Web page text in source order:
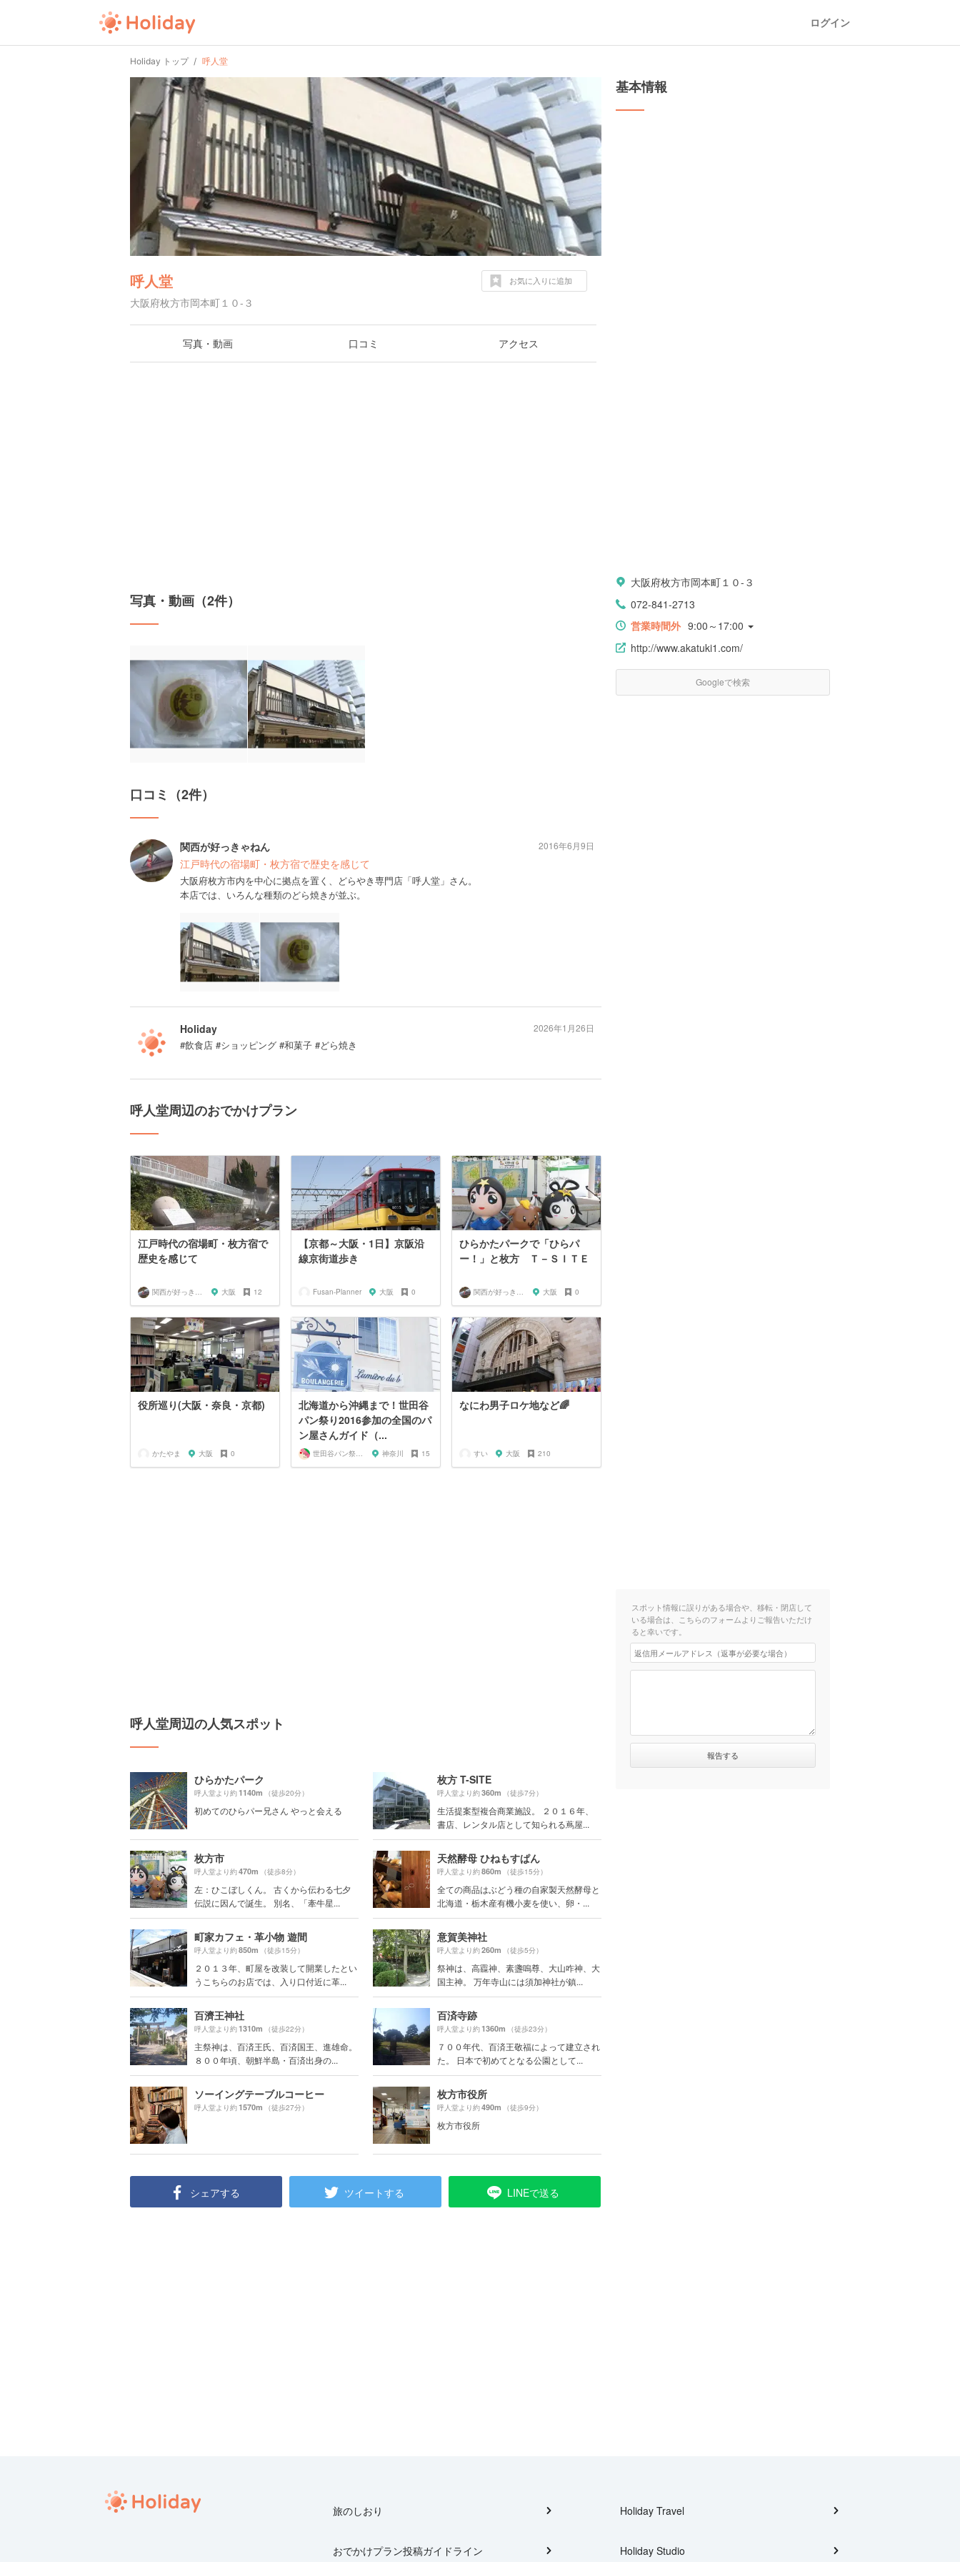
ログイン
Holiday トップ 呼人堂
呼人堂
大阪府枚方市岡本町１０-３
お気に入りに追加
写真・動画 口コミ アクセス
写真・動画（2件）
口コミ（2件）
関西が好っきゃねん
江戸時代の宿場町・枚方宿で歴史を感じて
大阪府枚方市内を中心に拠点を置く、どらやき専門店「呼人堂」さん。
本店では、いろんな種類のどら焼きが並ぶ。
2016年6月9日
Holiday
#飲食店 #ショッピング #和菓子 #どら焼き
2026年1月26日
呼人堂周辺のおでかけプラン
江戸時代の宿場町・枚方宿で
歴史を感じて
関西が好っきゃねん 大阪 12
【京都～大阪・1日】京阪沿
線京街道歩き
Fusan-Planner 大阪 0
ひらかたパークで「ひらパ
ー！」と枚方 Ｔ－ＳＩＴＥ
関西が好っきゃねん 大阪 0
役所巡り(大阪・奈良・京都)
かたやま 大阪 0
北海道から沖縄まで！世田谷
パン祭り2016参加の全国のパ
ン屋さんガイド（...
世田谷パン祭り実行委員会 神奈川 15
なにわ男子ロケ地など🌈
すい 大阪 210
呼人堂周辺の人気スポット
ひらかたパーク
呼人堂より約1140m （徒歩20分）
初めてのひらパー兄さん やっと会える
枚方 T-SITE
呼人堂より約360m （徒歩7分）
生活提案型複合商業施設。 ２０１６年、
書店、レンタル店として知られる蔦屋...
枚方市
呼人堂より約470m （徒歩8分）
左：ひこぼしくん。 古くから伝わる七夕
伝説に因んで誕生。 別名、「牽牛星...
天然酵母 ひねもすぱん
呼人堂より約860m （徒歩15分）
全ての商品はぶどう種の自家製天然酵母と
北海道・栃木産有機小麦を使い、卵・...
町家カフェ・革小物 遊間
呼人堂より約850m （徒歩15分）
２０１３年、町屋を改装して開業したとい
うこちらのお店では、入り口付近に革...
意賀美神社
呼人堂より約260m （徒歩5分）
祭神は、高龗神、素盞嗚尊、大山咋神、大
国主神。 万年寺山には須加神社が鎮...
百濟王神社
呼人堂より約1310m （徒歩22分）
主祭神は、百済王氏、百済国王、進雄命。
８００年頃、朝鮮半島・百済出身の...
百済寺跡
呼人堂より約1360m （徒歩23分）
７００年代、百済王敬福によって建立され
た。 日本で初めてとなる公園として...
ソーイングテーブルコーヒー
呼人堂より約1570m （徒歩27分）
枚方市役所
呼人堂より約490m （徒歩9分）
枚方市役所
シェアする ツイートする LINEで送る
基本情報
大阪府枚方市岡本町１０-３
072-841-2713
営業時間外 9:00～17:00
http://www.akatuki1.com/
Googleで検索
スポット情報に誤りがある場合や、移転・閉店して
いる場合は、こちらのフォームよりご報告いただけ
ると幸いです。
旅のしおり
おでかけプラン投稿ガイドライン
Holiday Travel
Holiday Studio